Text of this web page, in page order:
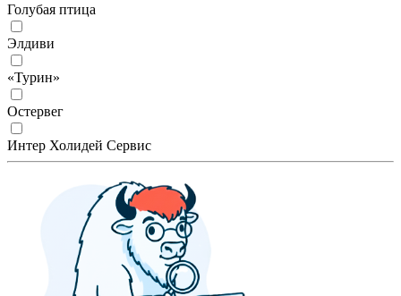
Голубая птица
Элдиви
«Турин»
Остервег
Интер Холидей Сервис